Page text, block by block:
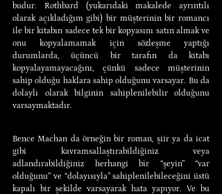
budur. Rothbard (yukarıdaki makalede ayrıntılı
olarak açıkladığım gibi) bir müşterinin bir romancı
ile bir kitabın sadece tek bir kopyasını satın almak ve
onu kopyalamamak için sözleşme yaptığı
durumlarda, üçüncü bir tarafın da kitabı
kopyalayamayacağını, çünkü sadece müşterinin
sahip olduğu haklara sahip olduğunu varsayar. Bu da
dolaylı olarak bilginin sahiplenilebilir olduğunu
varsaymaktadır.
Bence Machan da örneğin bir roman, şiir ya da icat
gibi kavramsallaştırabildiğiniz veya
adlandırabildiğiniz herhangi bir “şeyin” “var
olduğunu” ve “dolayısıyla” sahiplenilebileceğini üstü
kapalı bir şekilde varsayarak hata yapıyor. Ve bu